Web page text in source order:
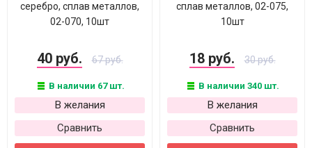
серебро, сплав металлов,
02-070, 10шт
40 руб. 67 руб.
В наличии 67 шт.
В желания
Сравнить
сплав металлов, 02-075,
10шт
18 руб. 30 руб.
В наличии 340 шт.
В желания
Сравнить